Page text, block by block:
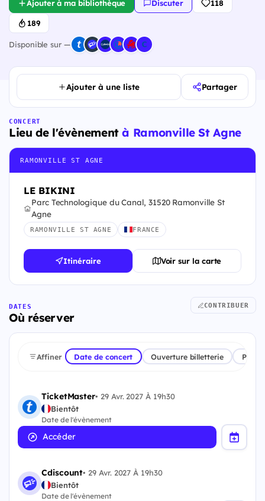
Ajouter à ma bibliothèque Discuter 118
189
Disponible sur —
Ajouter à une liste Partager
CONCERT
Lieu de l'évènementà Ramonville St Agne
RAMONVILLE ST AGNE
LE BIKINI
Parc Technologique du Canal, 31520 Ramonville St
Agne
RAMONVILLE ST AGNE FRANCE
Itinéraire Voir sur la carte
DATES
Où réserver
CONTRIBUER
Affiner Date de concert Ouverture billetterie
TicketMaster• 29 Avr. 2027 À 19h30
Bientôt
Date de l'évènement
Accéder
Cdiscount• 29 Avr. 2027 À 19h30
Bientôt
Date de l'évènement